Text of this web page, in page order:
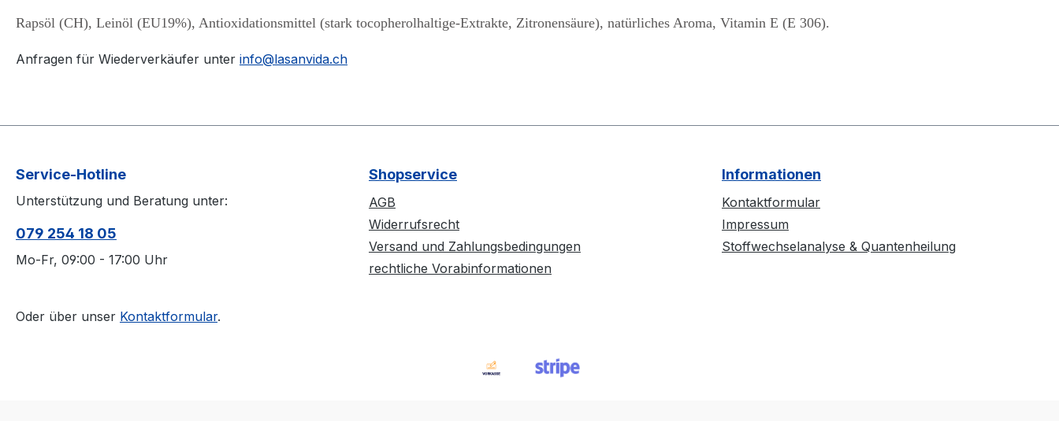
Rapsöl (CH), Leinöl (EU19%), Antioxidationsmittel (stark tocopherolhaltige-Extrakte, Zitronensäure), natürliches Aroma, Vitamin E (E 306).
Anfragen für Wiederverkäufer unter info@lasanvida.ch
Service-Hotline
Unterstützung und Beratung unter:
079 254 18 05
Mo-Fr, 09:00 - 17:00 Uhr
Oder über unser Kontaktformular.
Shopservice
AGB
Widerrufsrecht
Versand und Zahlungsbedingungen
rechtliche Vorabinformationen
Informationen
Kontaktformular
Impressum
Stoffwechselanalyse & Quantenheilung